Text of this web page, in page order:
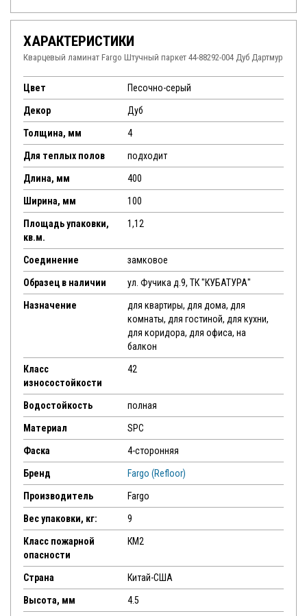
ХАРАКТЕРИСТИКИ
Кварцевый ламинат Fargo Штучный паркет 44-88292-004 Дуб Дартмур
Цвет Песочно-серый
Декор Дуб
Толщина, мм 4
Для теплых полов подходит
Длина, мм 400
Ширина, мм 100
Площадь упаковки,
кв.м.
1,12
Соединение замковое
Образец в наличии ул. Фучика д.9, ТК "КУБАТУРА"
Назначение
для квартиры, для дома, для
комнаты, для гостиной, для кухни,
для коридора, для офиса, на
балкон
Класс
износостойкости
42
Водостойкость полная
Материал SPC
Фаска 4-сторонняя
Бренд Fargo (Refloor)
Производитель Fargo
Вес упаковки, кг: 9
Класс пожарной
опасности
КМ2
Страна Китай-США
Высота, мм 4.5